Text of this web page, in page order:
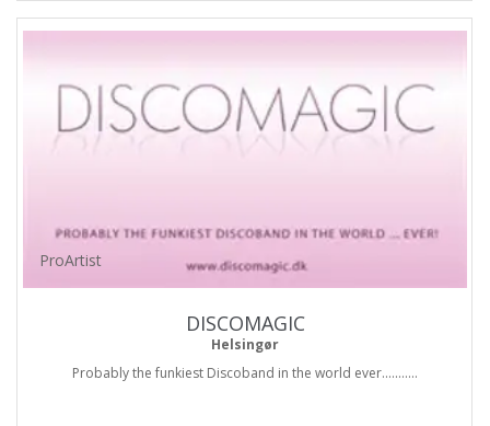
ProArtist
DISCOMAGIC
Helsingør
Probably the funkiest Discoband in the world ever...........